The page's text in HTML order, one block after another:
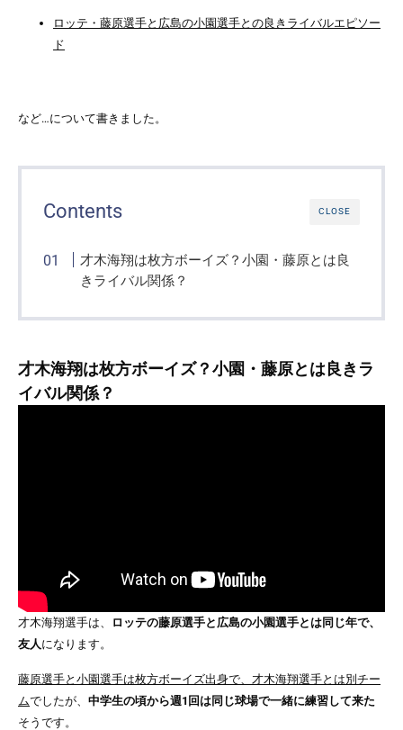
ロッテ・藤原選手と広島の小園選手との良きライバルエピソー
ド
など…について書きました。
CLOSE
Contents
才木海翔は枚方ボーイズ？小園・藤原とは良
きライバル関係？
才木海翔は枚方ボーイズ？小園・藤原とは良きラ
イバル関係？
才木海翔選手は、
ロッテの藤原選手と広島の小園選手とは同じ年で、
友人 になります。
藤原選手と小園選手は枚方ボーイズ出身で、才木海翔選手とは別チー
ムでしたが、 中学生の頃から週1回は同じ球場で一緒に練習して来た
そうです。